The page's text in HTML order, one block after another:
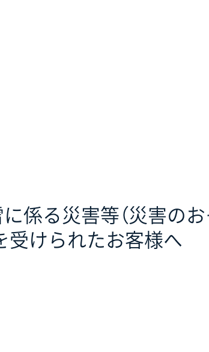
係る災害等（災害の
受けられたお客様へ